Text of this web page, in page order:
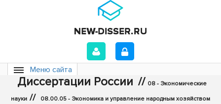
Меню сайта
Диссертации России // 08 - Экономические
науки // 08.00.05 - Экономика и управление народным хозяйством